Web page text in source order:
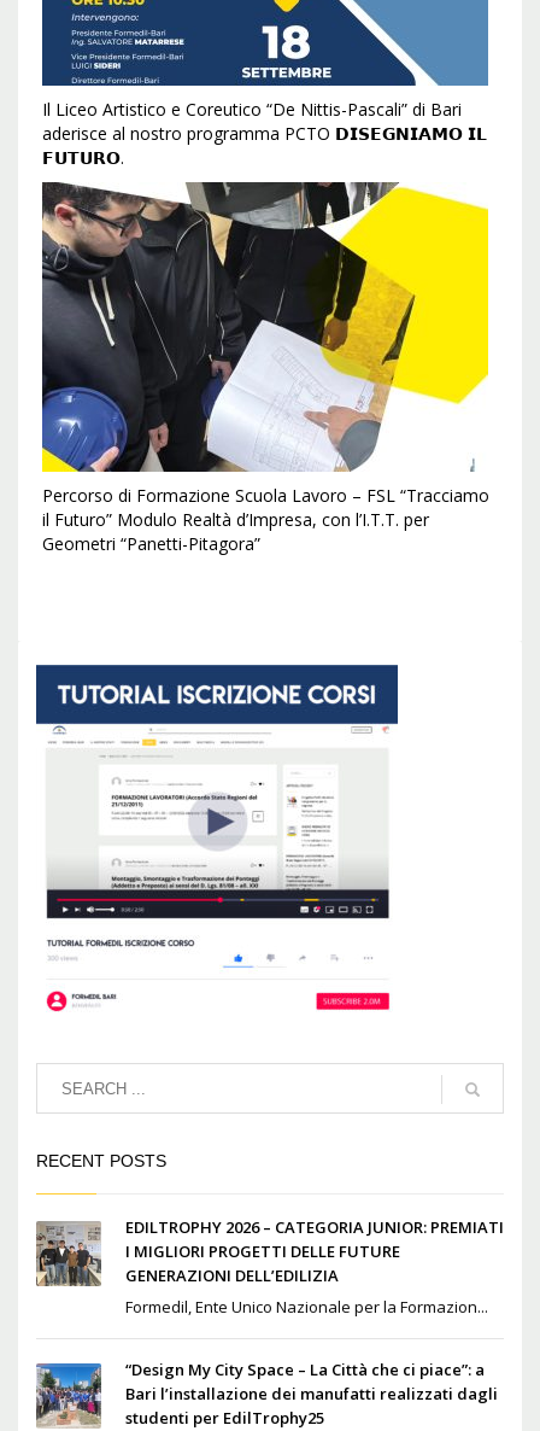
Il Liceo Artistico e Coreutico “De Nittis-Pascali” di Bari
aderisce al nostro programma PCTO 𝗗𝗜𝗦𝗘𝗚𝗡𝗜𝗔𝗠𝗢 𝗜𝗟
𝗙𝗨𝗧𝗨𝗥𝗢.
Percorso di Formazione Scuola Lavoro – FSL “Tracciamo
il Futuro” Modulo Realtà d’Impresa, con l’I.T.T. per
Geometri “Panetti-Pitagora”
RECENT POSTS
EDILTROPHY 2026 – CATEGORIA JUNIOR: PREMIATI
I MIGLIORI PROGETTI DELLE FUTURE
GENERAZIONI DELL’EDILIZIA
Formedil, Ente Unico Nazionale per la Formazion...
“Design My City Space – La Città che ci piace”: a
Bari l’installazione dei manufatti realizzati dagli
studenti per EdilTrophy25